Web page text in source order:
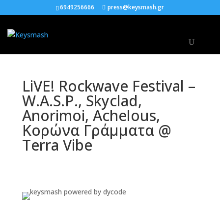
6949256666 press@keysmash.gr
LiVE! Rockwave Festival –
W.A.S.P., Skyclad,
Anorimoi, Achelous,
Κορώνα Γράμματα @
Terra Vibe